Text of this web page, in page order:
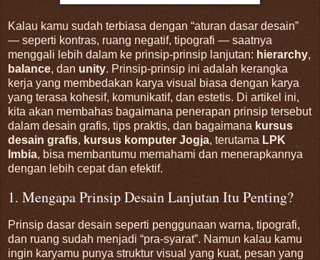
Kalau kamu sudah terbiasa dengan “aturan dasar desain”
— seperti kontras, ruang negatif, tipografi — saatnya
menggali lebih dalam ke prinsip-prinsip lanjutan: hierarchy,
balance, dan unity. Prinsip-prinsip ini adalah kerangka
kerja yang membedakan karya visual biasa dengan karya
yang terasa kohesif, komunikatif, dan estetis. Di artikel ini,
kita akan membahas bagaimana penerapan prinsip tersebut
dalam desain grafis, tips praktis, dan bagaimana kursus
desain grafis, kursus komputer Jogja, terutama LPK
Imbia, bisa membantumu memahami dan menerapkannya
dengan lebih cepat dan efektif.
1. Mengapa Prinsip Desain Lanjutan Itu Penting?
Prinsip dasar desain seperti penggunaan warna, tipografi,
dan ruang sudah menjadi “pra-syarat”. Namun kalau kamu
ingin karyamu punya struktur visual yang kuat, pesan yang